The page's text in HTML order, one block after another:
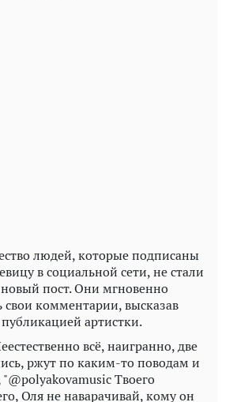
людей, которые подписаны
в социальной сети, не стали
пост. Они мгновенно
свои комментарии, высказав
артистки.
всё, наигранно, две
ржут по каким-то поводам и
Твоего
Оля не наварачивай, кому он